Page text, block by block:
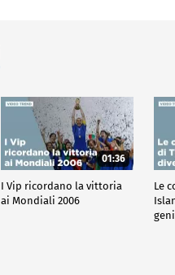
01:36
I Vip ricordano la vittoria
ai Mondiali 2006
Le